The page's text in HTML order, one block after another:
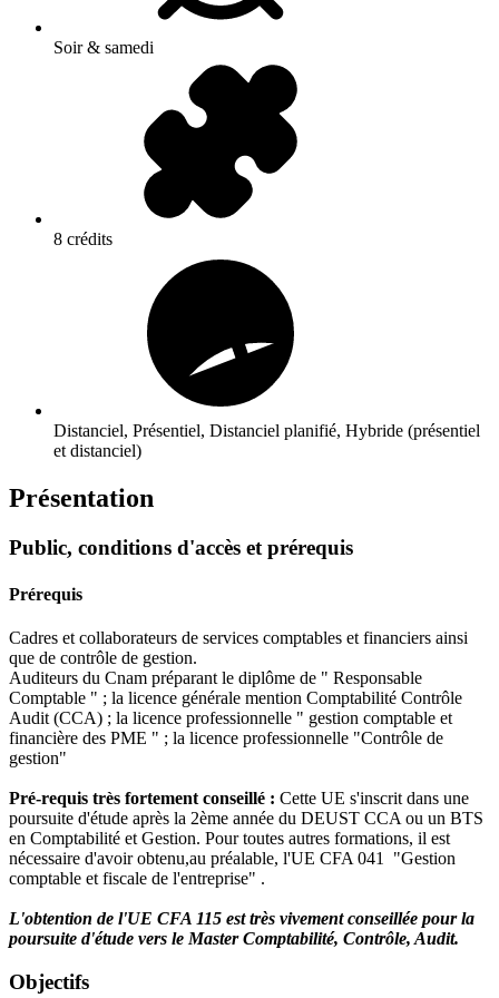
Soir & samedi
8 crédits
Distanciel, Présentiel, Distanciel planifié, Hybride (présentiel
et distanciel)
Présentation
Public, conditions d'accès et prérequis
Prérequis
Cadres et collaborateurs de services comptables et financiers ainsi
que de contrôle de gestion.
Auditeurs du Cnam préparant le diplôme de " Responsable
Comptable " ; la licence générale mention Comptabilité Contrôle
Audit (CCA) ; la licence professionnelle " gestion comptable et
financière des PME " ; la licence professionnelle "Contrôle de
gestion"
Pré-requis très fortement conseillé : Cette UE s'inscrit dans une
poursuite d'étude après la 2ème année du DEUST CCA ou un BTS
en Comptabilité et Gestion. Pour toutes autres formations, il est
nécessaire d'avoir obtenu,au préalable, l'UE CFA 041 "Gestion
comptable et fiscale de l'entreprise" .
L'obtention de l'UE CFA 115 est très vivement conseillée pour la
poursuite d'étude vers le Master Comptabilité, Contrôle, Audit.
Objectifs